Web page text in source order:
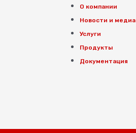
О компании
Новости и медиа
Услуги
Продукты
Документация